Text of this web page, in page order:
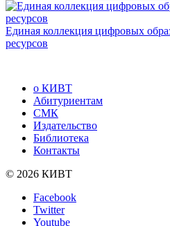
Единая коллекция цифровых
ресурсов
о КИВТ
Абитуриентам
СМК
Издательство
Библиотека
Контакты
© 2026 КИВТ
Facebook
Twitter
Youtube